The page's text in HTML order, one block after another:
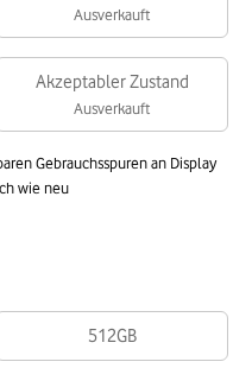
Ausverkauft
Akzeptabler Zustand
Ausverkauft
Gebrauchsspuren an Display
wie neu
512GB